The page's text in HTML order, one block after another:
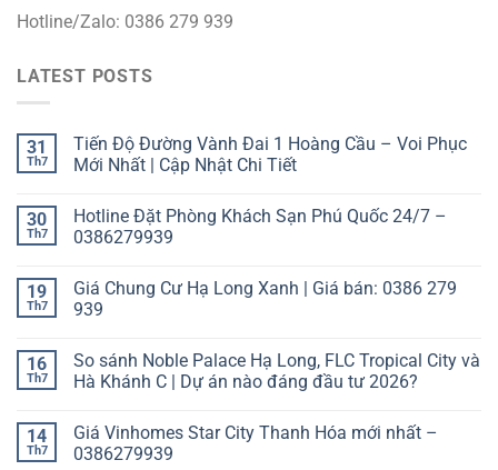
Hotline/Zalo: 0386 279 939
LATEST POSTS
31
Th7
Tiến Độ Đường Vành Đai 1 Hoàng Cầu – Voi Phục
Mới Nhất | Cập Nhật Chi Tiết
30
Th7
Hotline Đặt Phòng Khách Sạn Phú Quốc 24/7 –
0386279939
19
Th7
Giá Chung Cư Hạ Long Xanh | Giá bán: 0386 279
939
16
Th7
So sánh Noble Palace Hạ Long, FLC Tropical City và
Hà Khánh C | Dự án nào đáng đầu tư 2026?
14
Th7
Giá Vinhomes Star City Thanh Hóa mới nhất –
0386279939